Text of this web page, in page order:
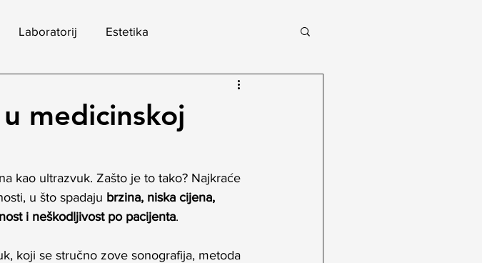
Laboratorij Estetika
medicinskoj
kao ultrazvuk. Zašto je to tako? Najkraće
u što spadaju brzina, niska cijena,
i neškodljivost po pacijenta.
koji se stručno zove sonografija, metoda